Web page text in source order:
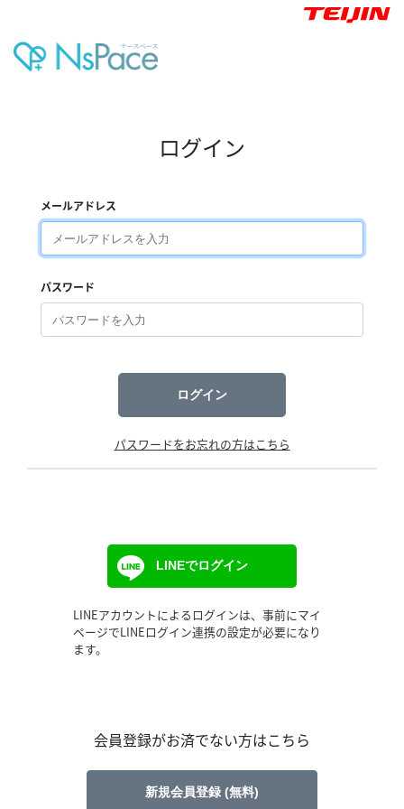
ログイン
メールアドレス
パスワード
ログイン
パスワードをお忘れの方はこちら
LINEでログイン
LINEアカウントによるログインは、事前にマイ
ページでLINEログイン連携の設定が必要になり
ます。
会員登録がお済でない方はこちら
新規会員登録 (無料)